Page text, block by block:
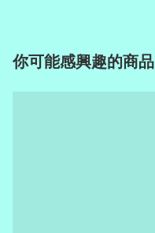
你可能感興趣的商品